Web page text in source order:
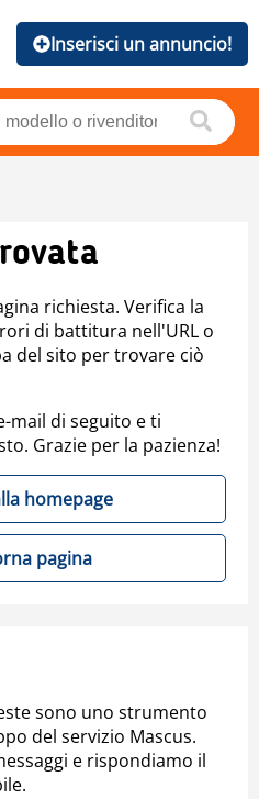
Inserisci un annuncio!
richiesta. Verifica la
di battitura nell'URL o
del sito per trovare ciò
mail di seguito e ti
Grazie per la pazienza!
homepage
pagina
sono uno strumento
del servizio Mascus.
e rispondiamo il